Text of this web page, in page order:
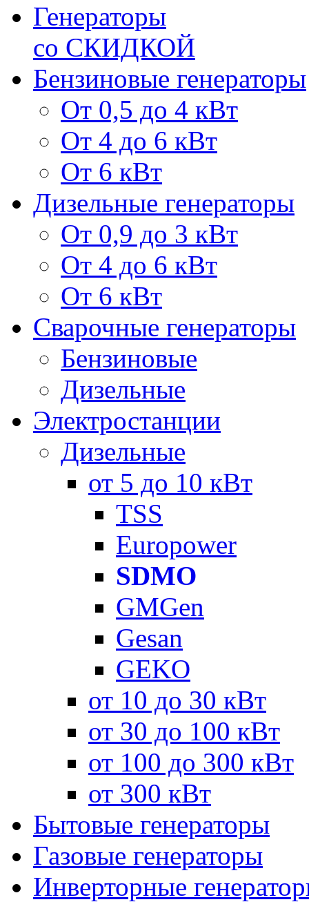
Генераторы
со СКИДКОЙ
Бензиновые генераторы
От 0,5 до 4 кВт
От 4 до 6 кВт
От 6 кВт
Дизельные генераторы
От 0,9 до 3 кВт
От 4 до 6 кВт
От 6 кВт
Сварочные генераторы
Бензиновые
Дизельные
Электростанции
Дизельные
от 5 до 10 кВт
TSS
Europower
SDMO
GMGen
Gesan
GEKO
от 10 до 30 кВт
от 30 до 100 кВт
от 100 до 300 кВт
от 300 кВт
Бытовые генераторы
Газовые генераторы
Инверторные